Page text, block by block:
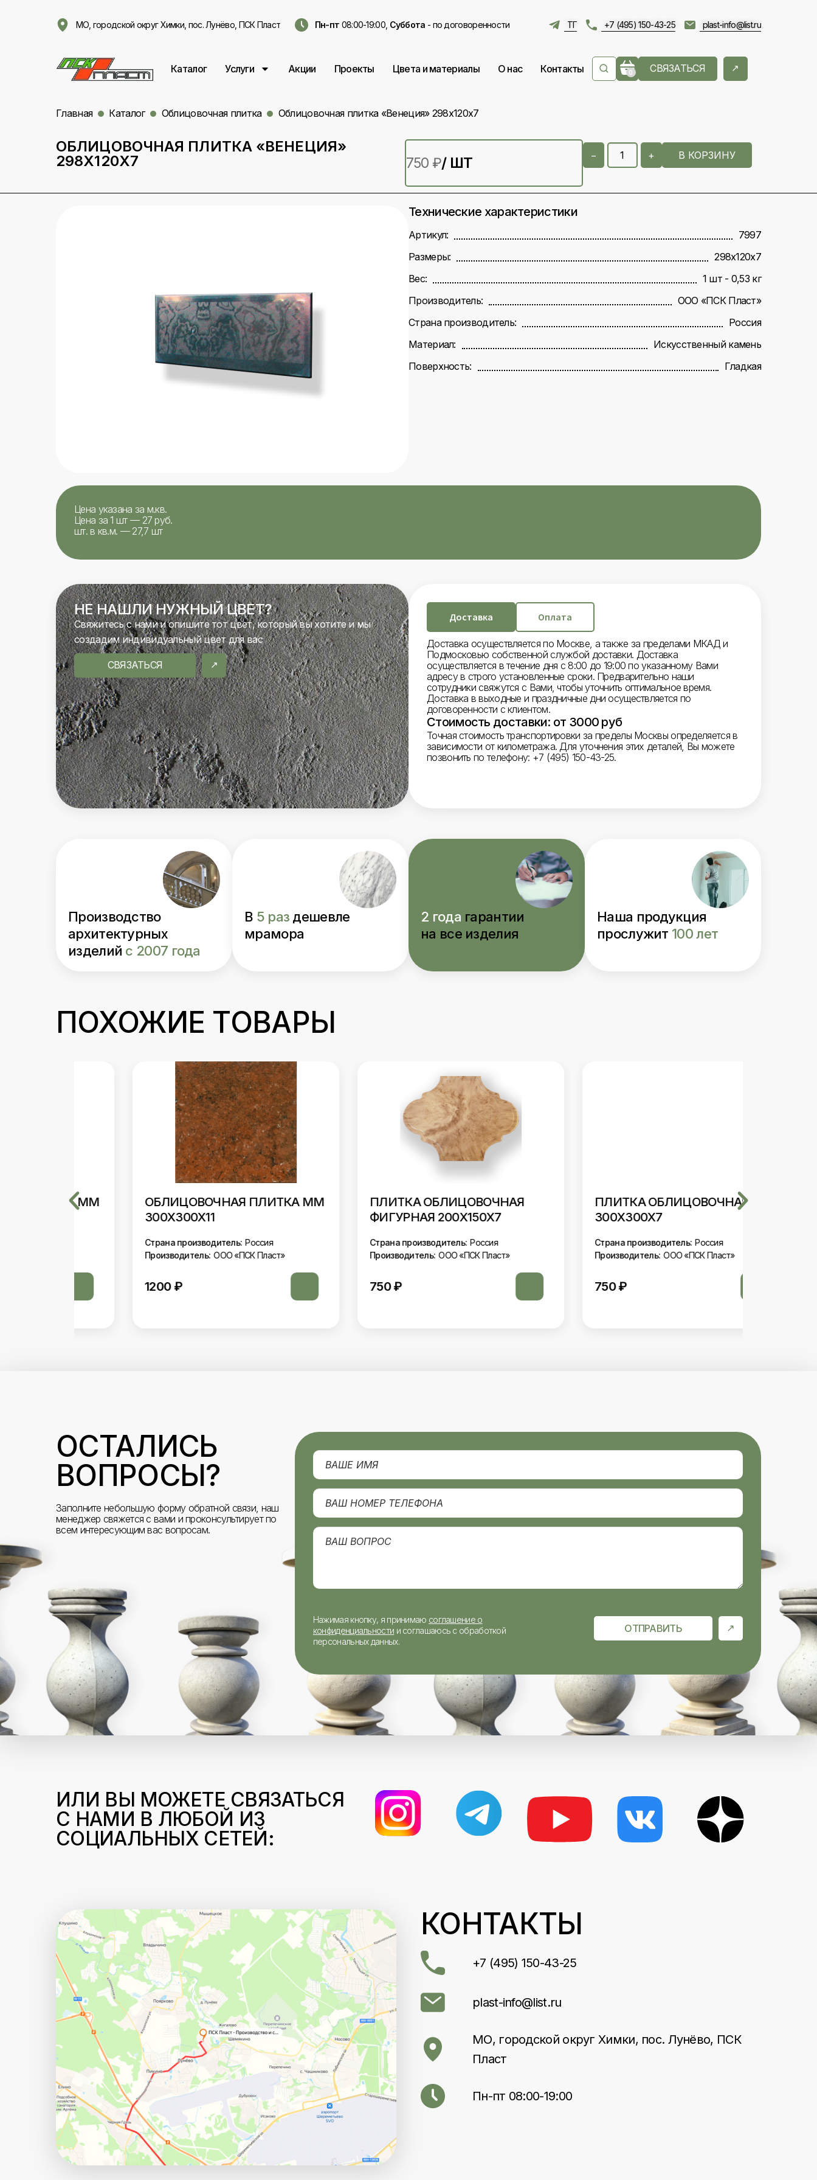
МО, городской округ Химки, пос. Лунёво, ПСК Пласт Пн-пт 08:00-19:00, Суббота - по договоренности ТГ +7 (495) 150-43-25 plast-info@list.ru
Каталог Услуги Акции Проекты Цвета и материалы О нас Контакты 0 СВЯЗАТЬСЯ
Главная Каталог Облицовочная плитка Облицовочная плитка «Венеция» 298х120х7
ОБЛИЦОВОЧНАЯ ПЛИТКА «ВЕНЕЦИЯ»
298Х120Х7
750 ₽/ ШТ − + В КОРЗИНУ
Технические характеристики
Артикул:
7997
Размеры:
298х120х7
Вес:
1 шт - 0,53 кг
Производитель:
ООО «ПСК Пласт»
Страна производитель:
Россия
Материал:
Искусственный камень
Поверхность:
Гладкая
Цена указана за м.кв.
Цена за 1 шт — 27 руб.
шт. в кв.м. — 27,7 шт
НЕ НАШЛИ НУЖНЫЙ ЦВЕТ?
Свяжитесь с нами и опишите тот цвет, который вы хотите и мы
создадим индивидуальный цвет для вас
СВЯЗАТЬСЯ
Доставка Оплата
Доставка осуществляется по Москве, а также за пределами МКАД и
Подмосковью собственной службой доставки. Доставка
осуществляется в течение дня с 8:00 до 19:00 по указанному Вами
адресу в строго установленные сроки. Предварительно наши
сотрудники свяжутся с Вами, чтобы уточнить оптимальное время.
Доставка в выходные и праздничные дни осуществляется по
договоренности с клиентом.
Стоимость доставки: от 3000 руб
Точная стоимость транспортировки за пределы Москвы определяется в
зависимости от километража. Для уточнения этих деталей, Вы можете
позвонить по телефону: +7 (495) 150-43-25.
Производство
архитектурных
изделий с 2007 года
В 5 раз дешевле
мрамора
2 года гарантии
на все изделия
Наша продукция
прослужит 100 лет
ПОХОЖИЕ ТОВАРЫ
ОБЛИЦОВОЧНАЯ ПЛИТКА ММ
300Х300Х11
Страна производитель: Россия
Производитель: ООО «ПСК Пласт»
ПЛИТКА ОБЛИЦОВОЧНАЯ
ФИГУРНАЯ 200Х150Х7
Страна производитель: Россия
Производитель: ООО «ПСК Пласт»
ПЛИТКА ОБЛИЦОВОЧНАЯ
300Х300Х7
Страна производитель: Россия
Производитель: ООО «ПСК Пласт»
ОСТАЛИСЬ
ВОПРОСЫ?
Заполните небольшую форму обратной связи, наш
менеджер свяжется с вами и проконсультирует по
всем интересующим вас вопросам.
Нажимая кнопку, я принимаю соглашение о
конфиденциальности и соглашаюсь с обработкой
персональных данных.
ОТПРАВИТЬ
ИЛИ ВЫ МОЖЕТЕ СВЯЗАТЬСЯ
С НАМИ В ЛЮБОЙ ИЗ
СОЦИАЛЬНЫХ СЕТЕЙ:
КОНТАКТЫ
+7 (495) 150-43-25
plast-info@list.ru
МО, городской округ Химки, пос. Лунёво, ПСК
Пласт
Пн-пт 08:00-19:00